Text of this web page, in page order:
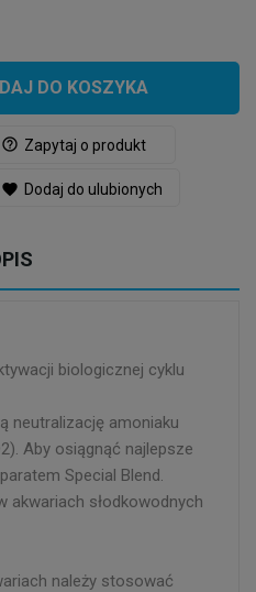
DO KOSZYKA
help_outline Zapytaj o produkt
favorite Dodaj do ulubionych
biologicznej cyklu
neutralizację amoniaku
Aby osiągnąć najlepsze
Special Blend.
akwariach słodkowodnych
należy stosować